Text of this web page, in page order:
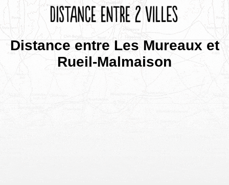
Distance entre Les Mureaux et
Rueil-Malmaison